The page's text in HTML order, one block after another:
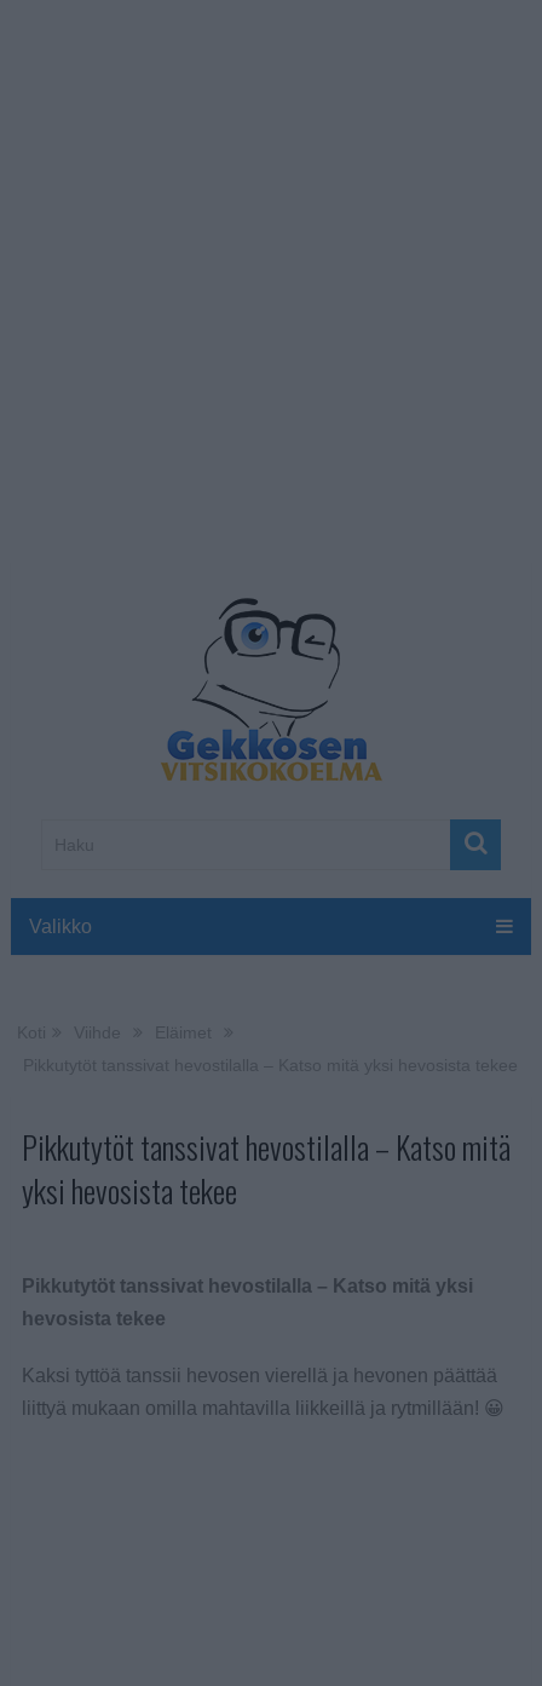
Valikko
Pikkutytöt tanssivat hevostilalla – Katso mitä
yksi hevosista tekee
Pikkutytöt tanssivat hevostilalla – Katso mitä yksi
hevosista tekee
Kaksi tyttöä tanssii hevosen vierellä ja hevonen päättää
liittyä mukaan omilla mahtavilla liikkeillä ja rytmillään! 😀